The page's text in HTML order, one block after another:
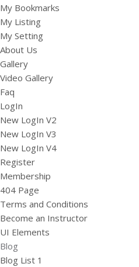
My Bookmarks
My Listing
My Setting
About Us
Gallery
Video Gallery
Faq
LogIn
New LogIn V2
New LogIn V3
New LogIn V4
Register
Membership
404 Page
Terms and Conditions
Become an Instructor
UI Elements
Blog
Blog List 1